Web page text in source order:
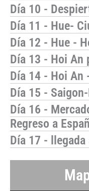
Día 10 -
Día 11 - Hue-
Día 12 - Hue -
Día 13 - Hoi An
Día 14 - Hoi An
Día 15 -
Día 16 -
Regreso a
Día 17 -